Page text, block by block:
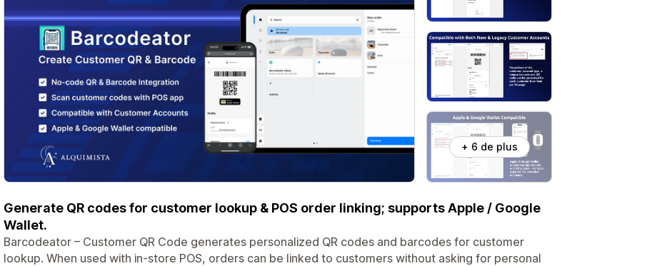
+ 6 de plus
Generate QR codes for customer lookup & POS order linking; supports Apple / Google
Wallet.
Barcodeator – Customer QR Code generates personalized QR codes and barcodes for customer
lookup. When used with in-store POS, orders can be linked to customers without asking for personal